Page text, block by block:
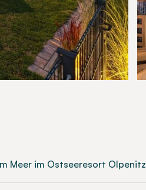
Meer im Ostseeresort Olpenitz